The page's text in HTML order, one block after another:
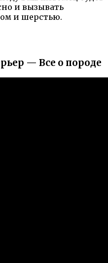
и вызывать
и шерстью.
— Все о породе